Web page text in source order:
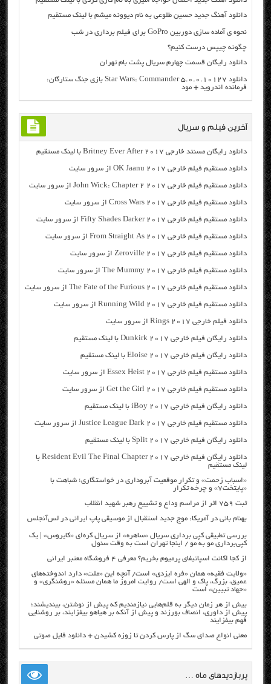
دانلود آهنگ جدید حسین طلوعی به نام دیوونه میشم با لینک مستقیم
نحوه ی آماده سازی دوربین GoPro برای فیلم برداری در شب
چگونه چیپس درست کنیم؟
دانلود رایگان قسمت چهارم سریال پشت بام تهران
دانلود Star Wars: Commander 5.0.0.10127 بازی جنگ ستارگان:
فرمانده اندروید + مود
آخرین فیلم و سریال
دانلود رایگان مسنتد خارجی Britney Ever After 2017 با لینک مستقیم
دانلود مستقیم فیلم خارجی OK Jaanu 2017 از سرور سایت
دانلود مستقیم فیلم خارجی John Wick: Chapter 2 2017 از سرور سایت
دانلود مستقیم فیلم خارجی Cross Wars 2017 از سرور سایت
دانلود مستقیم فیلم خارجی Fifty Shades Darker 2017 از سرور سایت
دانلود مستقیم فیلم خارجی From Straight As 2017 از سرور سایت
دانلود مستقیم فیلم خارجی Zeroville 2017 از سرور سایت
دانلود مستقیم فیلم خارجی The Mummy 2017 از سرور سایت
دانلود مستقیم فیلم خارجی The Fate of the Furious 2017 از سرور سایت
دانلود مستقیم فیلم خارجی Running Wild 2017 از سرور سایت
دانلود فیلم خارجی Rings 2017 از سرور سایت
دانلود رایگان فیلم خارجی Dunkirk 2017 با لینک مستقیم
دانلود رایگان فیلم خارجی Eloise 2017 با لینک مستقیم
دانلود مستقیم فیلم خارجی Essex Heist 2017 از سرور سایت
دانلود مستقیم فیلم خارجی Get the Girl 2017 از سرور سایت
دانلود رایگان فیلم خارجی iBoy 2017 با لینک مستقیم
دانلود مستقیم فیلم خارجی Justice League Dark 2017 از سرور سایت
دانلود رایگان فیلم خارجی Split 2017 با لینک مستقیم
دانلود رایگان فیلم خارجی Resident Evil The Final Chapter 2017 با
لینک مستقیم
«اسباب زحمت» و تکرار موقعیت آبروداری در خواستگاری؛ شباهت با
«پایتخت۷» و چرخه تکرار
ثبت ۷۵۹ اثر از مراسم وداع و تشییع رهبر شهید انقلاب
بهنام بانی در آمریکا: موج جدید استقبال از موسیقی پاپ ایرانی در لس‌آنجلس
بررسی تطبیقی کپی برداری سریال «ساهره» از سریال کره‌ای «کایروس» | یک
کپی‌برداری مو به مو / اینجا تهران است به وقت سئول
از کجا اکانت اسپاتیفای پرمیوم بخریم؟ معرفی ۴ فروشگاه معتبر ایرانی
«ولایت فقیه» همان «فره ایزدی» است/ آنچه این «ملت» دارد اندوخته‌های
عمیق، بزرگ، پاک و الهی است/ روایت امروز ما همان مسئله «روشنگری» و
«جهاد تبیین» است
بیش از هر زمان دیگر به قلم‌هایی نیازمندیم که پیش از نوشتن، بیندیشند؛
پیش از داوری، انصاف بورزند و پیش از آنکه بر هیاهو بیفزایند، بر روشنایی
فهم بیفزایند
معنی انواع صدای سگ از پارس کردن تا زوزه کشیدن + دانلود فایل صوتی
پربازدیدهای ماه …